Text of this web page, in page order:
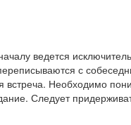
ведется
с
встреча. Необходимо
Следует